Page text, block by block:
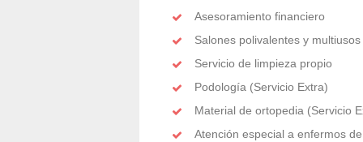
Asesoramiento financiero
Salones polivalentes y multiusos
Servicio de limpieza propio
Podología (Servicio Extra)
Material de ortopedia (Servicio
Atención especial a enfermos